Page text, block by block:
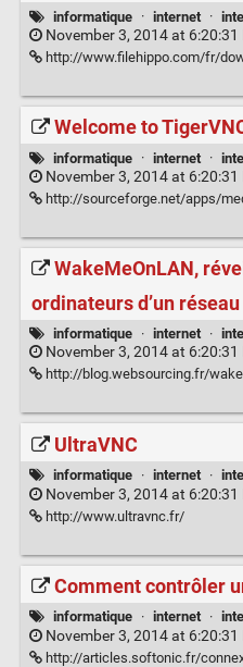
informatique · internet ·
November 3, 2014 at 6:20:31
http://www.filehippo.com/fr/
Welcome to
informatique · internet ·
November 3, 2014 at 6:20:31
http://sourceforge.net/apps/mediawiki/tigervnc/
WakeMeOnLAN,
ordinateurs d’un réseau
informatique · internet ·
November 3, 2014 at 6:20:31
http://blog.websourcing.fr/
UltraVNC
informatique · internet ·
November 3, 2014 at 6:20:31
http://www.ultravnc.fr/
Comment contrôler
informatique · internet ·
November 3, 2014 at 6:20:31
http://articles.softonic.fr/